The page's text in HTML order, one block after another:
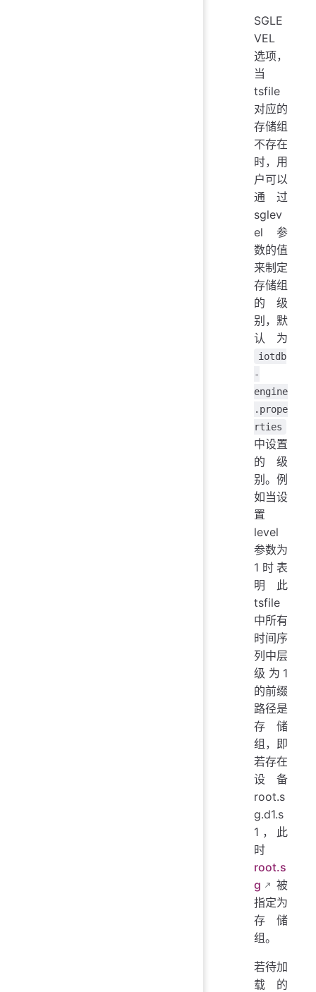
SGLE
VEL
选项，
当
tsfile
对应的
存储组
不存在
时，用
户可以
通过
sglev
el 参
数的值
来制定
存储组
的级
别，默
认为
iotdb
-
engine
.prope
rties
中设置
的级
别。例
如当设
置
level
参数为
1时表
明此
tsfile
中所有
时间序
列中层
级为1
的前缀
路径是
存储
组，即
若存在
设备
root.s
g.d1.s
1，此
时
root.s
g
被
指定为
存储
组。
若待加
载的